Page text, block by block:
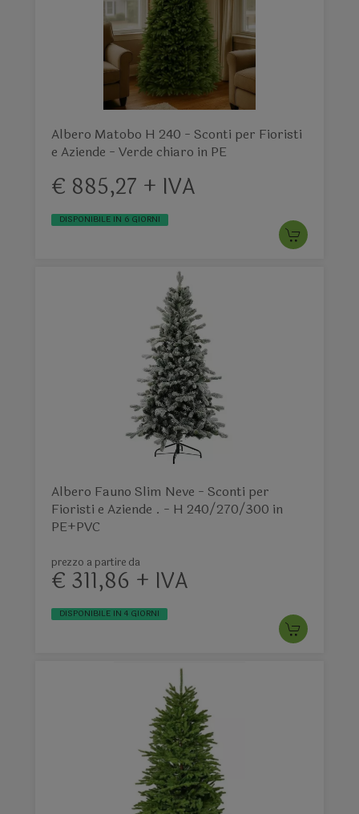
Albero Matobo H 240 - Sconti per Fioristi
e Aziende - Verde chiaro in PE
€ 885,27 + IVA
DISPONIBILE IN 6 GIORNI
Albero Fauno Slim Neve - Sconti per
Fioristi e Aziende . - H 240/270/300 in
PE+PVC
prezzo a partire da
€ 311,86 + IVA
DISPONIBILE IN 4 GIORNI